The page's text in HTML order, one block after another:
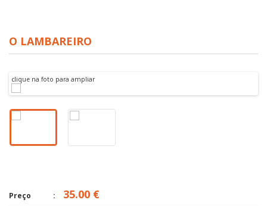
O LAMBAREIRO
clique na foto para ampliar
Preço 35.00 €